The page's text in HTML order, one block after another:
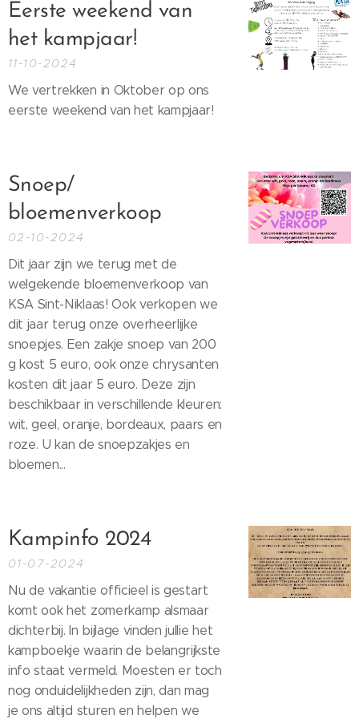
Eerste weekend van
het kampjaar!
11-10-2024
We vertrekken in Oktober op ons
eerste weekend van het kampjaar!
Snoep/
bloemenverkoop
02-10-2024
Dit jaar zijn we terug met de
welgekende bloemenverkoop van
KSA Sint-Niklaas! Ook verkopen we
dit jaar terug onze overheerlijke
snoepjes. Een zakje snoep van 200
g kost 5 euro, ook onze chrysanten
kosten dit jaar 5 euro. Deze zijn
beschikbaar in verschillende kleuren:
wit, geel, oranje, bordeaux, paars en
roze. U kan de snoepzakjes en
bloemen...
Kampinfo 2024
01-07-2024
Nu de vakantie officieel is gestart
komt ook het zomerkamp alsmaar
dichterbij. In bijlage vinden jullie het
kampboekje waarin de belangrijkste
info staat vermeld. Moesten er toch
nog onduidelijkheden zijn, dan mag
je ons altijd sturen en helpen we